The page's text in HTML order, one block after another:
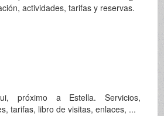
actividades, tarifas y reservas.
próximo a Estella. Servicios,
tarifas, libro de visitas, enlaces, ...